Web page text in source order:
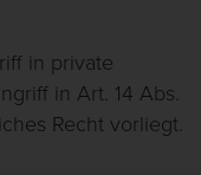
in private
in Art. 14 Abs.
Recht vorliegt.